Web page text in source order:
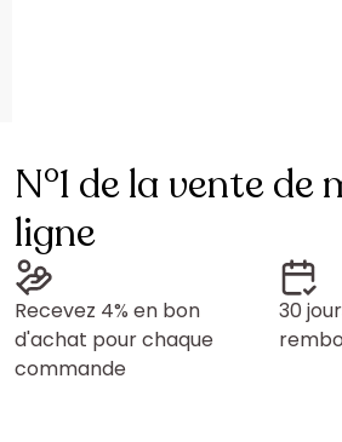
N°1 de la vente de
ligne
Recevez 4% en bon
d'achat pour chaque
commande
30